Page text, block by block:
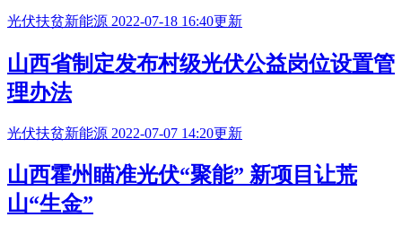
光伏扶贫新能源 2022-07-18 16:40更新
山西省制定发布村级光伏公益岗位设置管
理办法
光伏扶贫新能源 2022-07-07 14:20更新
山西霍州瞄准光伏“聚能” 新项目让荒
山“生金”